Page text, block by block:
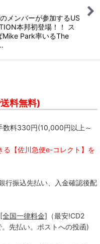
メンバーが参加するUS
本邦初登場！！ ス
Mike Park率いるThe
料無料)
数料330円(10,000円以上～
る【佐川急便e-コレクト】を
行振込先払い、入金確認後配
[全国一律料金] （最安!CD2
先払い。ポストへの投函)